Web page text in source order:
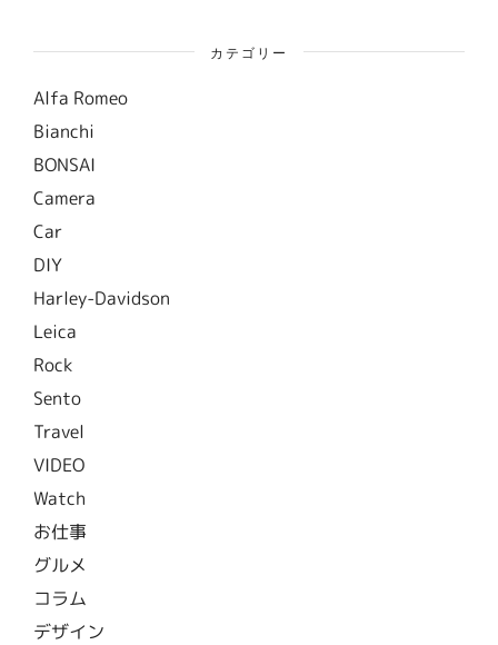
カテゴリー
Alfa Romeo
Bianchi
BONSAI
Camera
Car
DIY
Harley-Davidson
Leica
Rock
Sento
Travel
VIDEO
Watch
お仕事
グルメ
コラム
デザイン